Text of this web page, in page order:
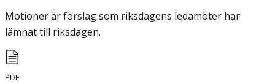
Motioner är förslag som riksdagens ledamöter har
lämnat till riksdagen.
PDF